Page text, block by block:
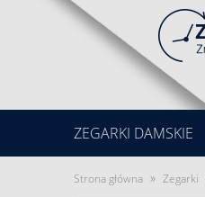
ZEGARKI DAMSKIE
Strona główna » Zegarki